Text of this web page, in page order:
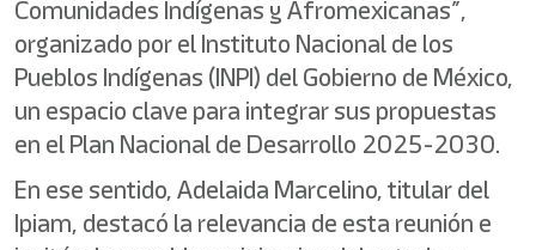
Comunidades Indígenas y Afromexicanas”,
organizado por el Instituto Nacional de los
Pueblos Indígenas (INPI) del Gobierno de México,
un espacio clave para integrar sus propuestas
en el Plan Nacional de Desarrollo 2025-2030.
En ese sentido, Adelaida Marcelino, titular del
Ipiam, destacó la relevancia de esta reunión e